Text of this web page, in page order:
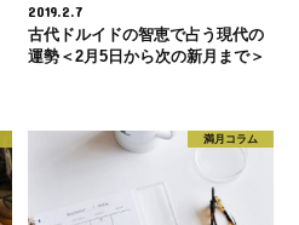
2019.2.7
古代ドルイドの智恵で占う現代の
運勢＜2月5日から次の新月まで＞
満月コラム